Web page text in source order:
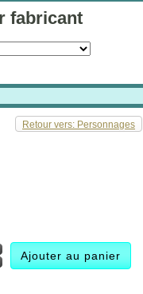
fabricant
Retour vers: Personnages